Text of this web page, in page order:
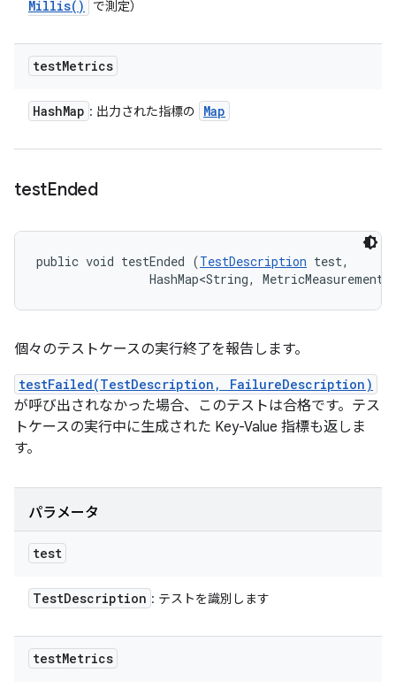
Millis( ) で測定）
testMetrics
HashMap : 出力された指標の Map
testEnded
public void testEnded (TestDescription test,
HashMap<String,
個々のテストケースの実行終了を報告します。
testFailed(TestDescription, FailureDescription)
が呼び出されなかった場合、このテストは合格です。テス
トケースの実行中に生成された Key-Value 指標も返しま
す。
パラメータ
test
TestDescription : テストを識別します
testMetrics